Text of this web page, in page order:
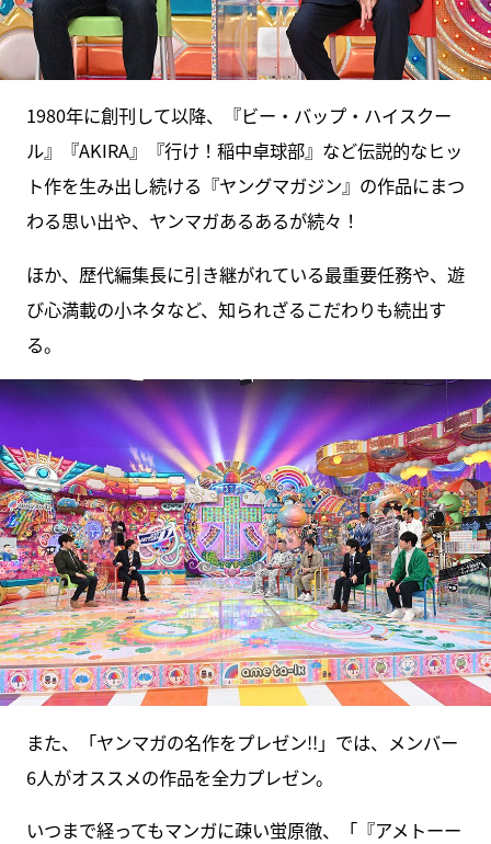
1980年に創刊して以降、『ビー・バップ・ハイスクー
ル』『AKIRA』『行け！稲中卓球部』など伝説的なヒッ
ト作を生み出し続ける『ヤングマガジン』の作品にまつ
わる思い出や、ヤンマガあるあるが続々！
ほか、歴代編集長に引き継がれている最重要任務や、遊
び心満載の小ネタなど、知られざるこだわりも続出す
る。
また、「ヤンマガの名作をプレゼン!!」では、メンバー
6人がオススメの作品を全力プレゼン。
いつまで経ってもマンガに疎い蛍原徹、「『アメトーー